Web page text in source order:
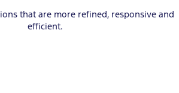
that are more refined, responsive and
efficient.